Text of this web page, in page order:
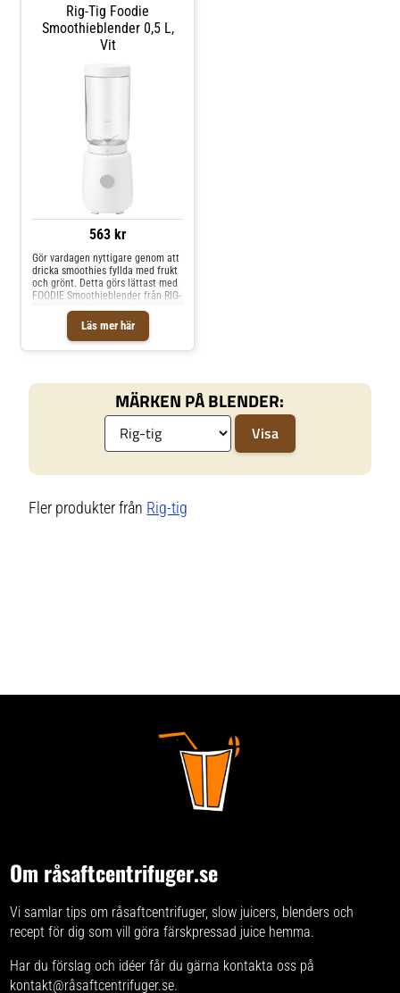
Rig-Tig Foodie
Smoothieblender 0,5 L,
Vit
563 kr
Läs mer här
Gör vardagen nyttigare genom att
dricka smoothies fyllda med frukt
och grönt. Detta görs lättast med
FOODIE Smoothieblender från RIG-
behållare gör det lätt att ta med
drycken i farten samtidigt som
disken går smidi
MÄRKEN PÅ BLENDER:
Fler produkter från Rig-tig
Om råsaftcentrifuger.se
Vi samlar tips om råsaftcentrifuger, slow juicers, blenders och
recept för dig som vill göra färskpressad juice hemma.
Har du förslag och idéer får du gärna kontakta oss på
kontakt@råsaftcentrifuger.se.